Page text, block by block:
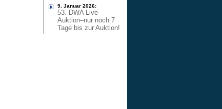
9. Januar 2026:
53. DWA Live-
Auktion–nur noch 7
Tage bis zur Auktion!